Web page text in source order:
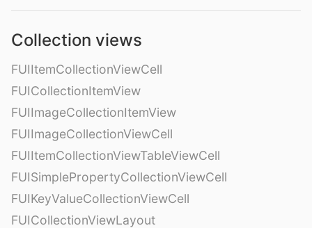
Collection views
FUIItemCollectionViewCell
FUICollectionItemView
FUIImageCollectionItemView
FUIImageCollectionViewCell
FUIItemCollectionViewTableViewCell
FUISimplePropertyCollectionViewCell
FUIKeyValueCollectionViewCell
FUICollectionViewLayout